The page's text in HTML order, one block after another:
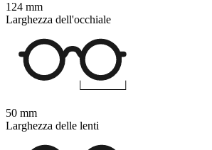
124 mm
Larghezza dell'occhiale
50 mm
Larghezza delle lenti